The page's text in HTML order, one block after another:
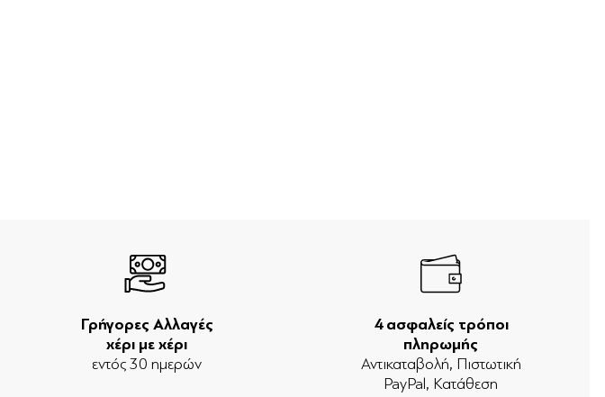
Γρήγορες Αλλαγές
χέρι με χέρι
εντός 30 ημερών
4 ασφαλείς τρόποι
πληρωμής
Αντικαταβολή, Πιστωτική
PayPal, Κατάθεση